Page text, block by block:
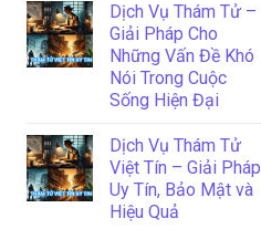
Giấy Decal Dán Tường Có Keo
Sẵn – Đẹp, Bền, Dễ Thi Công
Dịch Vụ Thám Tử –
Giải Pháp Cho
Những Vấn Đề Khó
Nói Trong Cuộc
Sống Hiện Đại
Dịch Vụ Thám Tử
Việt Tín – Giải Pháp
Uy Tín, Bảo Mật và
Hiệu Quả